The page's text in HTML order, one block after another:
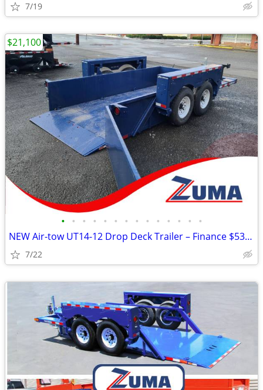
7/19
• • • • • • • • • • • • • •
NEW Air-tow UT14-12 Drop Deck Trailer – Finance $535 per Month*
7/22
$21,100